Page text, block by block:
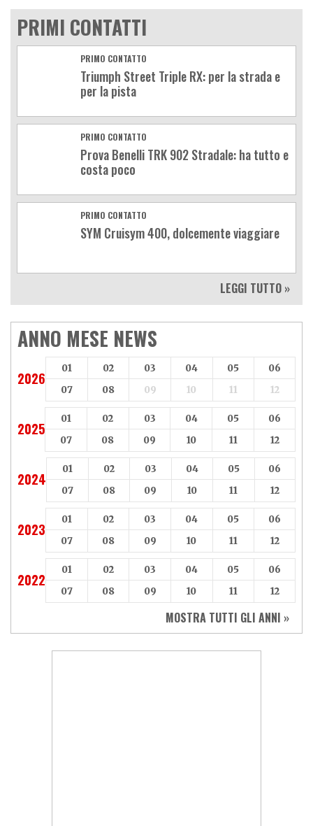
PRIMI CONTATTI
PRIMO CONTATTO
Triumph Street Triple RX: per la strada e
per la pista
PRIMO CONTATTO
Prova Benelli TRK 902 Stradale: ha tutto e
costa poco
PRIMO CONTATTO
SYM Cruisym 400, dolcemente viaggiare
LEGGI TUTTO »
ANNO MESE NEWS
2026
01 02 03 04 05
06
07
08 09 10 11 12
2025
01 02 03 04 05
06
07
08 09 10 11 12
2024
01 02 03 04 05
06
07
08 09 10 11 12
2023
01 02 03 04 05
06
07
08 09 10 11 12
2022
01 02 03 04 05
06
07
08 09 10 11 12
MOSTRA TUTTI GLI ANNI »